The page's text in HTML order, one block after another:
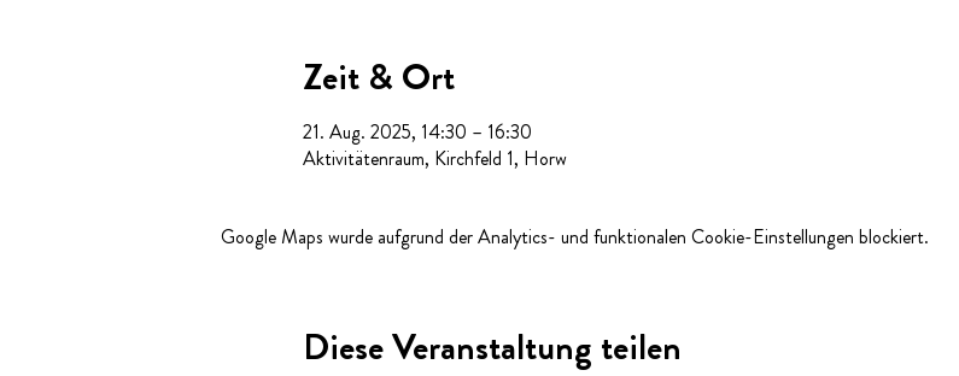
Zeit & Ort
21. Aug. 2025, 14:30 – 16:30
Aktivitätenraum, Kirchfeld 1, Horw
Google Maps wurde aufgrund der Analytics- und funktionalen Cookie-Einstellungen blockiert.
Diese Veranstaltung teilen